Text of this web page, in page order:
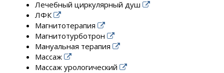
Лечебный циркулярный душ
ЛФК
Магнитотерапия
Магнитотурботрон
Мануальная терапия
Массаж
Массаж урологический